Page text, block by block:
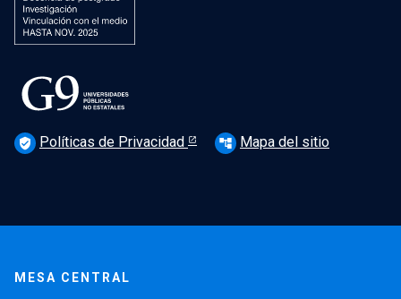
verified_user Políticas de Privacidad account_tree Mapa del sitio
MESA CENTRAL